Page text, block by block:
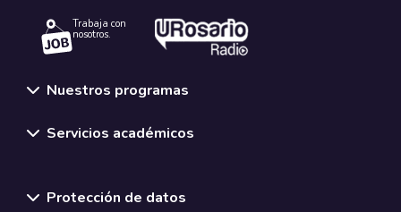
Trabaja con
nosotros.
Nuestros programas
Servicios académicos
Protección de datos